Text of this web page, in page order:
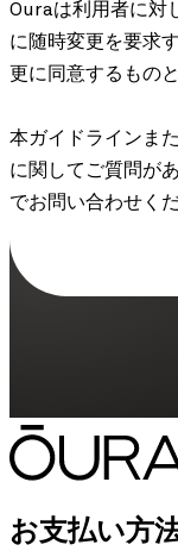
Ouraは利用者に対
に随時変更を要求
更に同意するもの
本ガイドラインま
に関してご質問が
でお問い合わせくだ
お支払い方